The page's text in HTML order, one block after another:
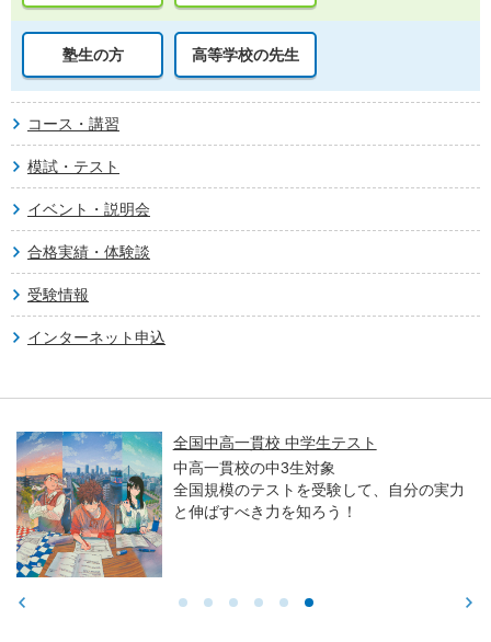
塾生の方 高等学校の先生
コース・講習
模試・テスト
イベント・説明会
合格実績・体験談
受験情報
インターネット申込
全国中高一貫校 中学生テスト
中高一貫校の中3生対象
全国規模のテストを受験して、自分の実力
と伸ばすべき力を知ろう！